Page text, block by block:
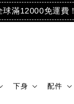
滿12000免運費！
下身 配件